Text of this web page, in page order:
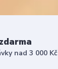
nad 3 000 Kč